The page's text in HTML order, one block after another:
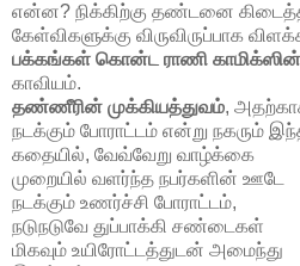
என்ன? நிக்கிற்கு தண்டனை
கேள்விகளுக்கு விருவிருப்பாக
பக்கங்கள் கொன்ட ராணி காமிக்ஸின்
காவியம்.
தண்ணீரின் முக்கியத்துவம்,
நடக்கும் போராட்டம் என்று நகரும்
கதையில், வேவ்வேறு வாழ்க்கை
முறையில் வளர்ந்த நபர்களின் ஊடே
நடக்கும் உணர்ச்சி போராட்டம்,
நடுநடுவே துப்பாக்கி சண்டைகள்
மிகவும் உயிரோட்டத்துடன் அமைந்து